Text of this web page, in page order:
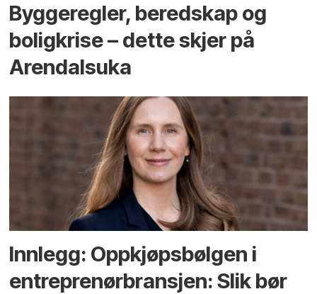
Bygge­regler, beredskap og
bolig­krise – dette skjer på
Arendals­uka
Innlegg: Oppkjøps­bølgen i
entreprenør­bransjen: Slik bør